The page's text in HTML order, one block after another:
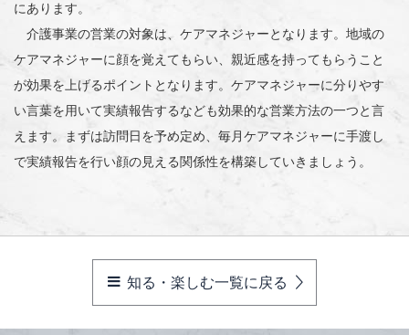
にあります。
介護事業の営業の対象は、ケアマネジャーとなります。地域の
ケアマネジャーに顔を覚えてもらい、親近感を持ってもらうこと
が効果を上げるポイントとなります。ケアマネジャーに分りやす
い言葉を用いて実績報告するなども効果的な営業方法の一つと言
えます。まずは訪問日を予め定め、毎月ケアマネジャーに手渡し
で実績報告を行い顔の見える関係性を構築していきましょう。
知る・楽しむ一覧に戻る